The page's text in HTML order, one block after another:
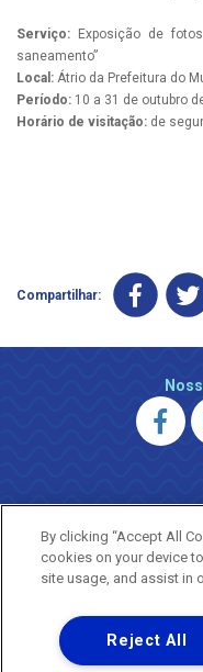
Serviço: Exposição de
saneamento”
Local: Átrio da Prefeitura do
Período: 10 a 31 de outubro
Horário de visitação: de
Compartilhar:
Uma
Nossa
Termos
Política de
By clicking “Accept All
cookies on your device
site usage, and assist in
Reject All